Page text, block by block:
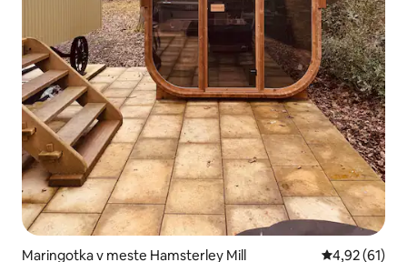
Maringotka v meste Hamsterley Mill Priemerné
4,92 (61)